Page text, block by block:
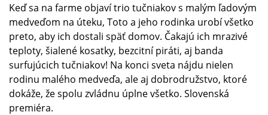
Keď sa na farme objaví trio tučniakov s malým ľadovým
medveďom na úteku, Toto a jeho rodinka urobí všetko
preto, aby ich dostali späť domov. Čakajú ich mrazivé
teploty, šialené kosatky, bezcitní piráti, aj banda
surfujúcich tučniakov! Na konci sveta nájdu nielen
rodinu malého medveďa, ale aj dobrodružstvo, ktoré
dokáže, že spolu zvládnu úplne všetko. Slovenská
premiéra.